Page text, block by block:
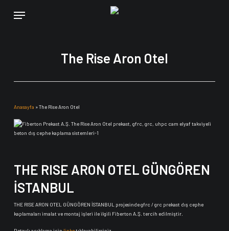
Menu
The Rise Aron Otel
Anasayfa »The Rise Aron Otel
THE RISE ARON OTEL GÜNGÖREN
İSTANBUL
THE RISE ARON OTEL GÜNGÖREN İSTANBUL projesinde gfrc / grc prekast dış cephe
kaplamaları imalat ve montaj işleri ile ilgili Fiberton A.Ş. tercih edilmiştir.